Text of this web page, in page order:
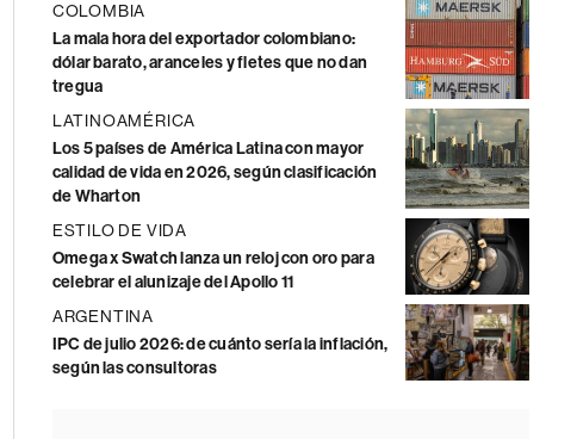
COLOMBIA
La mala hora del exportador colombiano:
dólar barato, aranceles y fletes que no dan
tregua
LATINOAMÉRICA
Los 5 países de América Latina con mayor
calidad de vida en 2026, según clasificación
de Wharton
ESTILO DE VIDA
Omega x Swatch lanza un reloj con oro para
celebrar el alunizaje del Apollo 11
ARGENTINA
IPC de julio 2026: de cuánto sería la inflación,
según las consultoras